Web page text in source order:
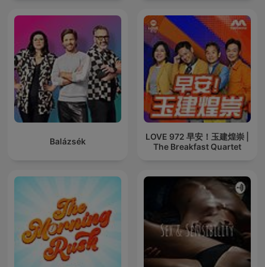
Balázsék
LOVE 972 早安！玉建煌崇 |
The Breakfast Quartet